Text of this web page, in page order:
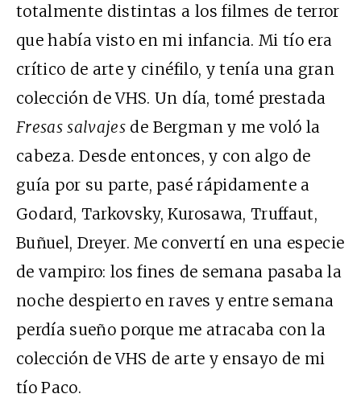
totalmente distintas a los filmes de terror
que había visto en mi infancia. Mi tío era
crítico de arte y cinéfilo, y tenía una gran
colección de VHS. Un día, tomé prestada
Fresas salvajes de Bergman y me voló la
cabeza. Desde entonces, y con algo de
guía por su parte, pasé rápidamente a
Godard, Tarkovsky, Kurosawa, Truffaut,
Buñuel, Dreyer. Me convertí en una especie
de vampiro: los fines de semana pasaba la
noche despierto en raves y entre semana
perdía sueño porque me atracaba con la
colección de VHS de arte y ensayo de mi
tío Paco.